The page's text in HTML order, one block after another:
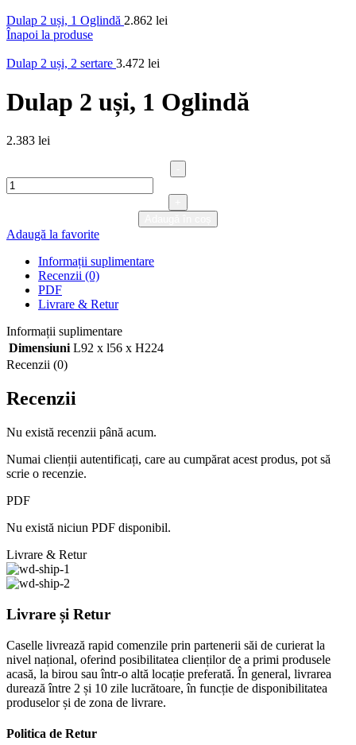
Dulap 2 uși, 1 Oglindă 2.862 lei
Înapoi la produse
Dulap 2 uși, 2 sertare 3.472 lei
Dulap 2 uși, 1 Oglindă
2.383 lei
Cantitate
Dulap
uși,
1
Oglindă
Adaugă la favorite
Informații suplimentare
Recenzii (0)
PDF
Livrare & Retur
Informații suplimentare
Dimensiuni L92 x l56 x H224
Recenzii (0)
Recenzii
Nu există recenzii până acum.
Numai clienții autentificați, care au cumpărat acest produs, pot să
scrie o recenzie.
PDF
Nu există niciun PDF disponibil.
Livrare & Retur
Livrare și Retur
Caselle livrează rapid comenzile prin partenerii săi de curierat la
nivel național, oferind posibilitatea clienților de a primi produsele
acasă, la birou sau într-o altă locație preferată. În general, livrarea
durează între 2 și 10 zile lucrătoare, în funcție de disponibilitatea
produselor și de zona de livrare.
Politica de Retur